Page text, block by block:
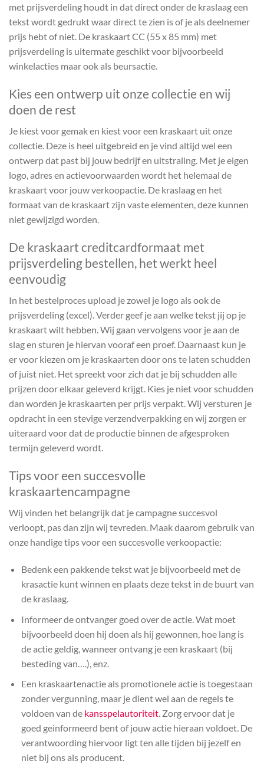
met prijsverdeling houdt in dat direct onder de kraslaag een
tekst wordt gedrukt waar direct te zien is of je als deelnemer
prijs hebt of niet. De kraskaart CC (55 x 85 mm) met
prijsverdeling is uitermate geschikt voor bijvoorbeeld
winkelacties maar ook als beursactie.
Kies een ontwerp uit onze collectie en wij
doen de rest
Je kiest voor gemak en kiest voor een kraskaart uit onze
collectie. Deze is heel uitgebreid en je vind altijd wel een
ontwerp dat past bij jouw bedrijf en uitstraling. Met je eigen
logo, adres en actievoorwaarden wordt het helemaal de
kraskaart voor jouw verkoopactie. De kraslaag en het
formaat van de kraskaart zijn vaste elementen, deze kunnen
niet gewijzigd worden.
De kraskaart creditcardformaat met
prijsverdeling bestellen, het werkt heel
eenvoudig
In het bestelproces upload je zowel je logo als ook de
prijsverdeling (excel). Verder geef je aan welke tekst jij op je
kraskaart wilt hebben. Wij gaan vervolgens voor je aan de
slag en sturen je hiervan vooraf een proef. Daarnaast kun je
er voor kiezen om je kraskaarten door ons te laten schudden
of juist niet. Het spreekt voor zich dat je bij schudden alle
prijzen door elkaar geleverd krijgt. Kies je niet voor schudden
dan worden je kraskaarten per prijs verpakt. Wij versturen je
opdracht in een stevige verzendverpakking en wij zorgen er
uiteraard voor dat de productie binnen de afgesproken
termijn geleverd wordt.
Tips voor een succesvolle
kraskaartencampagne
Wij vinden het belangrijk dat je campagne succesvol
verloopt, pas dan zijn wij tevreden. Maak daarom gebruik van
onze handige tips voor een succesvolle verkoopactie:
Bedenk een pakkende tekst wat je bijvoorbeeld met de
krasactie kunt winnen en plaats deze tekst in de buurt van
de kraslaag.
Informeer de ontvanger goed over de actie. Wat moet
bijvoorbeeld doen hij doen als hij gewonnen, hoe lang is
de actie geldig, wanneer ontvang je een kraskaart (bij
besteding van….), enz.
Een kraskaartenactie als promotionele actie is toegestaan
zonder vergunning, maar je dient wel aan de regels te
voldoen van de kansspelautoriteit. Zorg ervoor dat je
goed geinformeerd bent of jouw actie hieraan voldoet. De
verantwoording hiervoor ligt ten alle tijden bij jezelf en
niet bij ons als producent.